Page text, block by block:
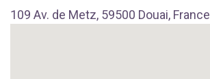
109 Av. de Metz, 59500 Douai, France